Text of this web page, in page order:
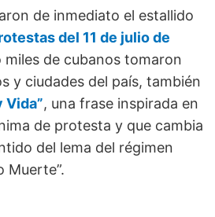
de inmediato el estallido
del 11 de julio de
miles de cubanos tomaron
y ciudades del país, también
Vida”, una frase inspirada en
de protesta y que cambia
del lema del régimen
Muerte”.